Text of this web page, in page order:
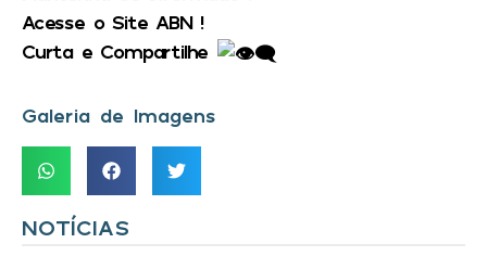
Acesse o Site ABN !
Curta e Compartilhe
Galeria de Imagens
NOTÍCIAS